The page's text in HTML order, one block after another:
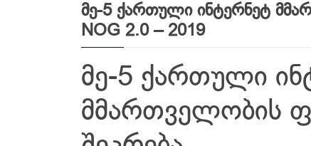
მე-5 ქართული ინტერნეტ
NOG 2.0 – 2019
მე-5 ქართული
მმართველობის